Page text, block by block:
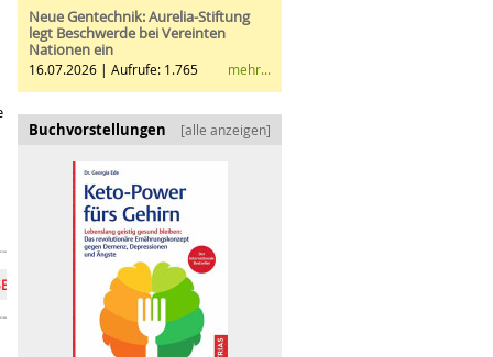
Vision 50 Prozent Bio im LEH?
Neue Gentechnik: Aurelia-Stiftung
legt Beschwerde bei Vereinten
Nationen ein
16.07.2026 | Aufrufe: 1.765 mehr...
Buchvorstellungen [alle anzeigen]